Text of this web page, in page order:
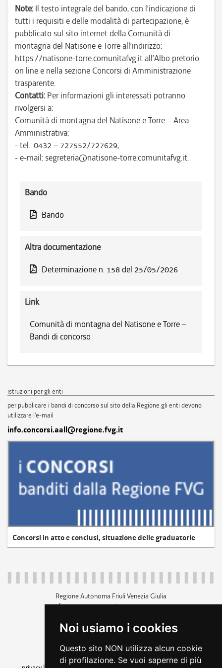
Noi usiamo i cookies
Questo sito NON utilizza alcun cookie
di profilazione. Se vuoi saperne di più
Note: Il testo integrale del bando, con l’indicazione di
tutti i requisiti e delle modalità di partecipazione, è
pubblicato sul sito internet della Comunità di
montagna del Natisone e Torre all’indirizzo:
https://natisone-torre.comunitafvg.it all’Albo pretorio
on line e nella sezione Concorsi di Amministrazione
trasparente.
Contatti: Per informazioni gli interessati potranno
rivolgersi a:
Comunità di montagna del Natisone e Torre – Area
Amministrativa:
- tel.: 0432 – 727552/727629;
- e-mail: segreteria@natisone-torre.comunitafvg.it.
Bando
Bando
Altra documentazione
Determinazione n. 158 del 25/05/2026
Link
Comunità di montagna del Natisone e Torre –
Bandi di concorso
istruzioni per gli enti
per pubblicare i bandi di concorso sul sito della Regione gli enti devono
utilizzare l'e-mail
info.concorsi.aall@regione.fvg.it
Concorsi in atto e conclusi, situazione delle graduatorie
Regione Autonoma Friuli Venezia Giulia
c.f. 80014930327; p.iva 00526040324
+39 040 3771111
amministrazione trasparente